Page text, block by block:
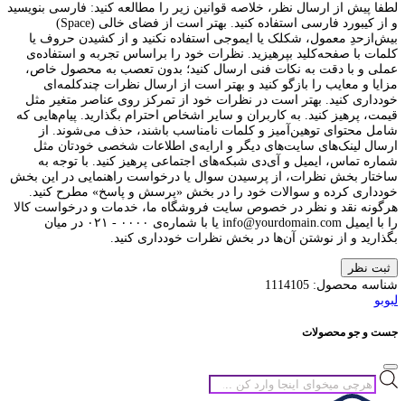
لطفا پیش از ارسال نظر، خلاصه قوانین زیر را مطالعه کنید: فارسی بنویسید
و از کیبورد فارسی استفاده کنید. بهتر است از فضای خالی (Space)
بیش‌از‌حدِ معمول، شکلک یا ایموجی استفاده نکنید و از کشیدن حروف یا
کلمات با صفحه‌کلید بپرهیزید. نظرات خود را براساس تجربه و استفاده‌ی
عملی و با دقت به نکات فنی ارسال کنید؛ بدون تعصب به محصول خاص،
مزایا و معایب را بازگو کنید و بهتر است از ارسال نظرات چندکلمه‌‌ای
خودداری کنید. بهتر است در نظرات خود از تمرکز روی عناصر متغیر مثل
قیمت، پرهیز کنید. به کاربران و سایر اشخاص احترام بگذارید. پیام‌هایی که
شامل محتوای توهین‌آمیز و کلمات نامناسب باشند، حذف می‌شوند. از
ارسال لینک‌های سایت‌های دیگر و ارایه‌ی اطلاعات شخصی خودتان مثل
شماره تماس، ایمیل و آی‌دی شبکه‌های اجتماعی پرهیز کنید. با توجه به
ساختار بخش نظرات، از پرسیدن سوال یا درخواست راهنمایی در این بخش
خودداری کرده و سوالات خود را در بخش «پرسش و پاسخ» مطرح کنید.
هرگونه نقد و نظر در خصوص سایت فروشگاه ما، خدمات و درخواست کالا
را با ایمیل info@yourdomain.com یا با شماره‌ی ۰۰۰۰ - ۰۲۱ در میان
بگذارید و از نوشتن آن‌ها در بخش نظرات خودداری کنید.
ثبت نظر
شناسه محصول: 1114105
لبوبو
جست و جو محصولات
جستجوی
محصولات